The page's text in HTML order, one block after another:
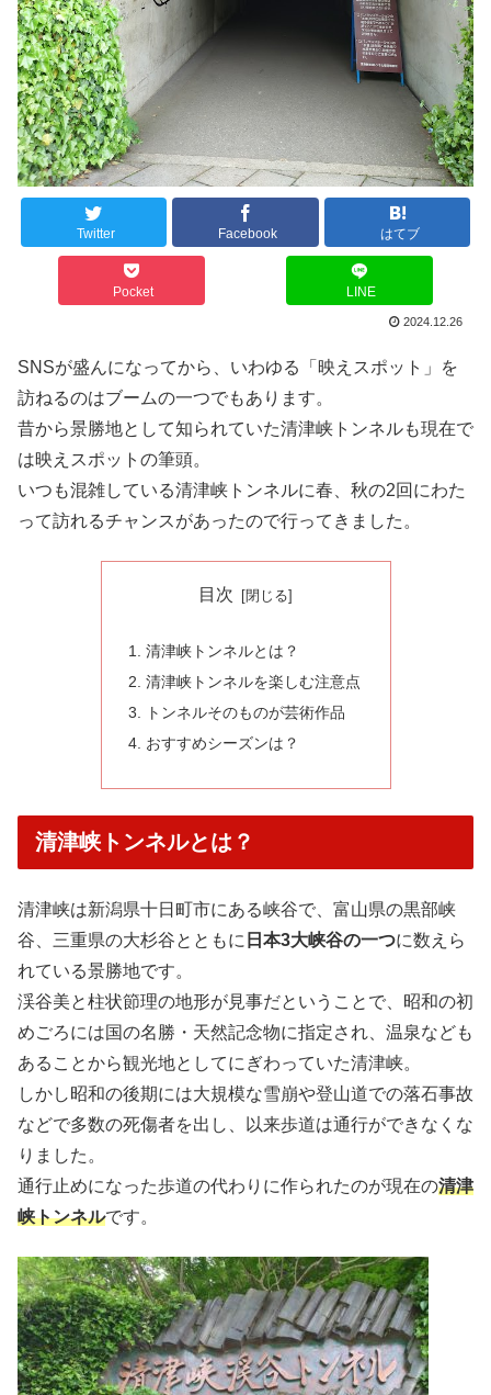
Twitter Facebook はてブ
Pocket LINE
2024.12.26
SNSが盛んになってから、いわゆる「映えスポット」を
訪ねるのはブームの一つでもあります。
昔から景勝地として知られていた清津峡トンネルも現在で
は映えスポットの筆頭。
いつも混雑している清津峡トンネルに春、秋の2回にわた
って訪れるチャンスがあったので行ってきました。
目次
清津峡トンネルとは？
清津峡トンネルを楽しむ注意点
トンネルそのものが芸術作品
おすすめシーズンは？
清津峡トンネルとは？
清津峡は新潟県十日町市にある峡谷で、富山県の黒部峡
谷、三重県の大杉谷とともに 日本3大峡谷の一つに数えら
れている景勝地です。
渓谷美と柱状節理の地形が見事だということで、昭和の初
めごろには国の名勝・天然記念物に指定され、温泉なども
あることから観光地としてにぎわっていた清津峡。
しかし昭和の後期には大規模な雪崩や登山道での落石事故
などで多数の死傷者を出し、以来歩道は通行ができなくな
りました。
通行止めになった歩道の代わりに作られたのが現在の清津
峡トンネルです。